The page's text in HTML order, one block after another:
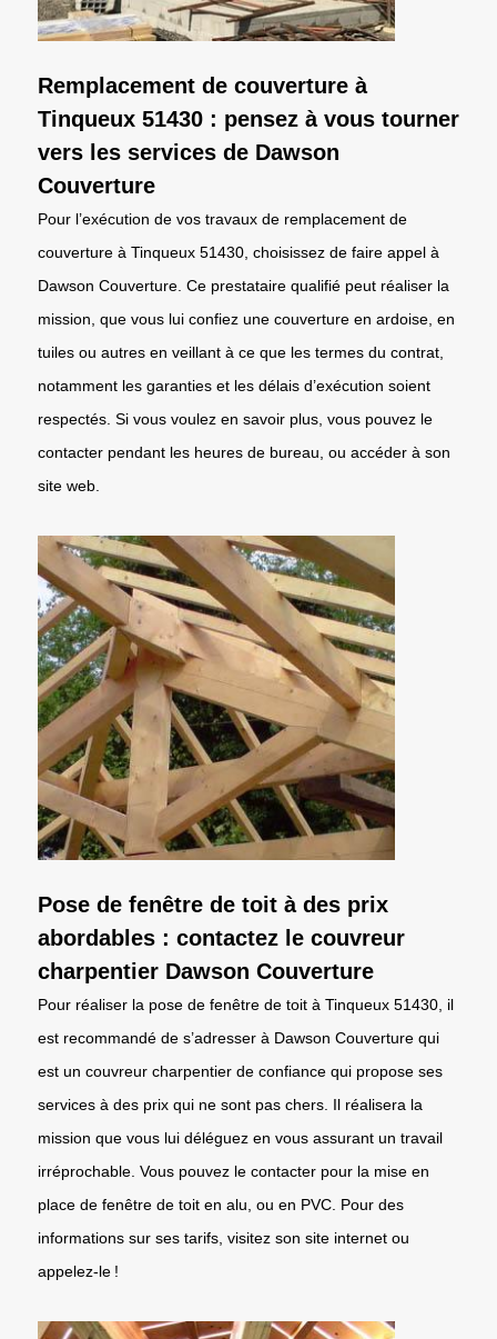
Remplacement de couverture à
Tinqueux 51430 : pensez à vous tourner
vers les services de Dawson
Couverture
Pour l’exécution de vos travaux de remplacement de
couverture à Tinqueux 51430, choisissez de faire appel à
Dawson Couverture. Ce prestataire qualifié peut réaliser la
mission, que vous lui confiez une couverture en ardoise, en
tuiles ou autres en veillant à ce que les termes du contrat,
notamment les garanties et les délais d’exécution soient
respectés. Si vous voulez en savoir plus, vous pouvez le
contacter pendant les heures de bureau, ou accéder à son
site web.
Pose de fenêtre de toit à des prix
abordables : contactez le couvreur
charpentier Dawson Couverture
Pour réaliser la pose de fenêtre de toit à Tinqueux 51430, il
est recommandé de s’adresser à Dawson Couverture qui
est un couvreur charpentier de confiance qui propose ses
services à des prix qui ne sont pas chers. Il réalisera la
mission que vous lui déléguez en vous assurant un travail
irréprochable. Vous pouvez le contacter pour la mise en
place de fenêtre de toit en alu, ou en PVC. Pour des
informations sur ses tarifs, visitez son site internet ou
appelez-le !